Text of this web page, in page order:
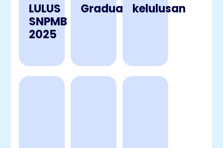
LULUS
SNPMB
2025
Graduationkelulusan